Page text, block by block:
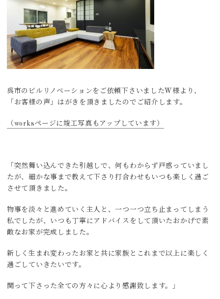
呉市のビルリノベーションをご依頼下さいましたW様より、
「お客様の声」はがきを頂きましたのでご紹介します。
（worksページに竣工写真もアップしています）
「突然舞い込んできた引越しで、何もわからず戸惑っていまし
たが、細かな事まで教えて下さり打合わせもいつも楽しく過ご
させて頂きました。
物事を淡々と進めていく主人と、一つ一つ立ち止まってしまう
私でしたが、いつも丁寧にアドバイスをして頂いたおかげで素
敵なお家が完成しました。
新しく生まれ変わったお家と共に家族とこれまで以上に楽しく
過ごしていきたいです。
関って下さった全ての方々に心より感謝致します。」